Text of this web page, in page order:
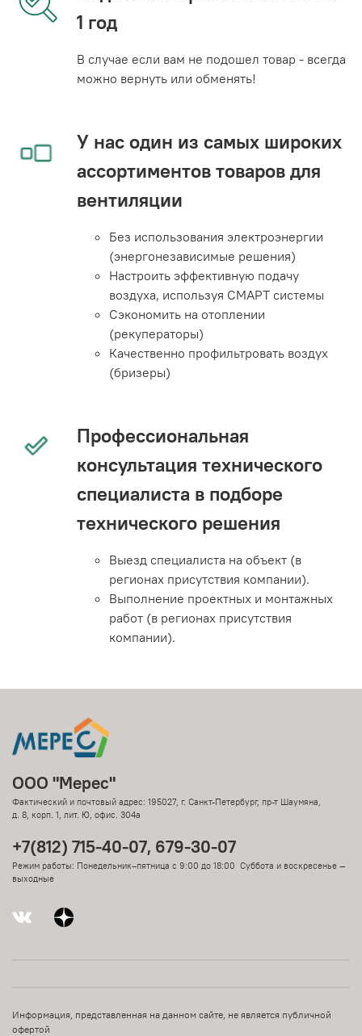
1 год
В случае если вам не подошел товар - всегда
можно вернуть или обменять!
У нас один из самых широких
ассортиментов товаров для
вентиляции
Без использования электроэнергии
(энергонезависимые решения)
Настроить эффективную подачу
воздуха, используя СМАРТ системы
Сэкономить на отоплении
(рекуператоры)
Качественно профильтровать воздух
(бризеры)
Профессиональная
консультация технического
специалиста в подборе
технического решения
Выезд специалиста на объект (в
регионах присутствия компании).
Выполнение проектных и монтажных
работ (в регионах присутствия
компании).
ООО "Мерес"
Фактический и почтовый адрес: 195027, г. Санкт-Петербург, пр-т Шаумяна,
д. 8, корп. 1, лит. Ю, офис. 304а
+7(812) 715-40-07, 679-30-07
Режим работы: Понедельник–пятница с 9:00 до 18:00 Суббота и воскресенье —
выходные
Информация, представленная на данном сайте, не является публичной
офертой